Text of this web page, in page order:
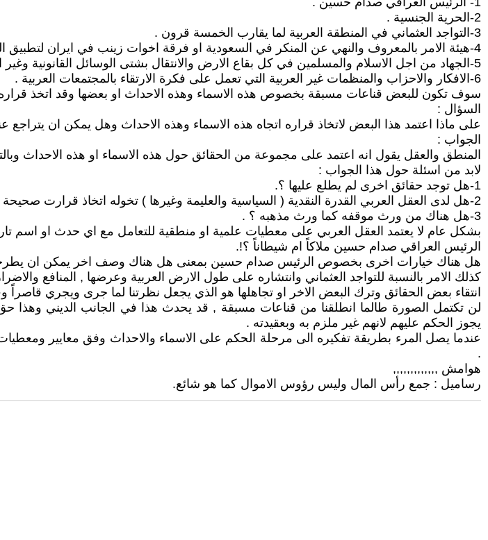
2-الحرية الجنسية .
3-التواجد العثماني في المنطقة العربية لما يقارب الخمسة قرون .
4-هيئة الامر بالمعروف والنهي عن المنكر في السعودية او فرقة اخوات زينب في ايران لتطبيق التعاليم المذهبية في الحياة العامة.
5-الجهاد من اجل الاسلام والمسلمين في كل بقاع الارض والانتقال بشتى الوسائل القانونية وغير القانونية.
6-الافكار والاحزاب والمنظمات غير العربية التي تعمل على فكرة الارتقاء بالمجتمعات العربية .
سوف تكون للبعض قناعات مسبقة بخصوص هذه الاسماء وهذه الاحداث او بعضها وقد اتخذ قراره
السؤال :
على ماذا اعتمد هذا البعض لاتخاذ قراره اتجاه هذه الاسماء وهذه الاحداث وهل يمكن ان يتراجع
الجواب :
المنطق والعقل يقول انه اعتمد على مجموعة من الحقائق حول هذه الاسماء او هذه الاحداث
لابد من اسئلة حول هذا الجواب :
1-هل توجد حقائق اخرى لم يطلع عليها ؟.
2-هل لدى العقل العربي القدرة النقدية ( السياسية والعليمة وغيرها ) تخوله اتخاذ قرارت صحيحة خصوصاً عندما يترتب عليه مصير الفرد او الجماعة ؟.
3-هل هناك من ورث موقفه كما ورث مذهبه ؟ .
بشكل عام لا يعتمد العقل العربي على معطيات علمية او منطقية للتعامل مع اي حدث او اسم
الرئيس العراقي صدام حسين ملاكاً ام شيطاناً ؟!.
هل هناك خيارات اخرى بخصوص الرئيس صدام حسين بمعنى هل هناك وصف اخر يمكن ان يطرحه
كذلك الامر بالنسبة للتواجد العثماني وانتشاره على طول الارض العربية وعرضها , المنافع
انتقاء بعض الحقائق وترك البعض الاخر او تجاهلها هو الذي يجعل نظرتنا لما جرى ويجري قاصراً
لن تكتمل الصورة طالما انطلقنا من قناعات مسبقة , قد يحدث هذا في الجانب الديني وهذا
يجوز الحكم عليهم لانهم غير ملزم به وبعقيدته .
عندما يصل المرء بطريقة تفكيره الى مرحلة الحكم على الاسماء والاحداث وفق معايير
.
هوامش ,,,,,,,,,,,,,
رساميل : جمع رأس المال وليس رؤوس الاموال كما هو شائع.